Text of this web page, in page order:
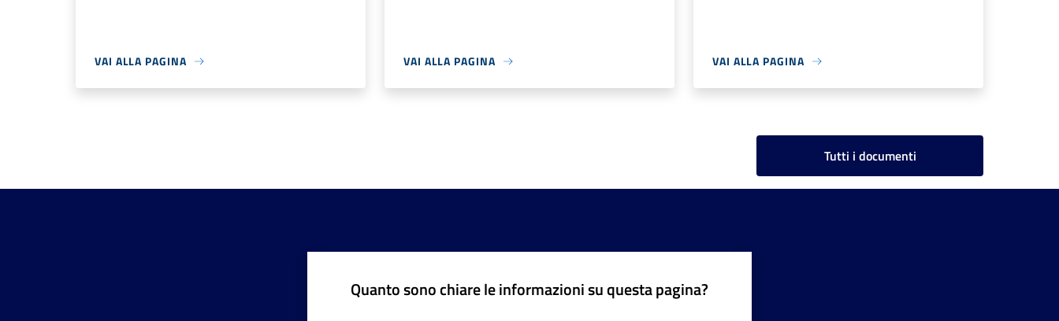
VAI ALLA PAGINA VAI ALLA PAGINA VAI ALLA PAGINA
Tutti i documenti
Quanto sono chiare le informazioni su questa pagina?